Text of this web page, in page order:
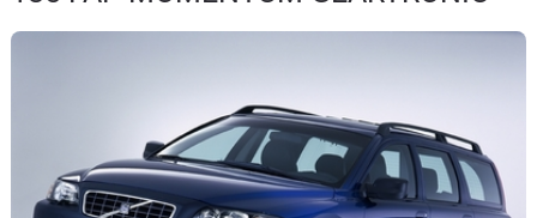
Guide
Utilitaires